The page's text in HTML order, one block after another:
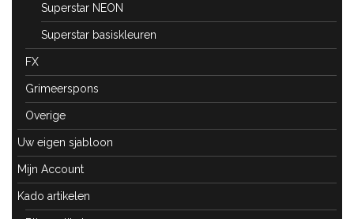
Superstar NEON
Superstar basiskleuren
FX
Grimeerspons
Overige
Uw eigen sjabloon
Mijn Account
Kado artikelen